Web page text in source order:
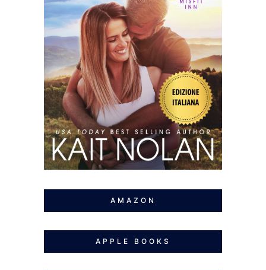
AMAZON
APPLE BOOKS